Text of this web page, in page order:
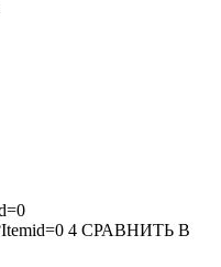
4 СРАВНИТЬ В